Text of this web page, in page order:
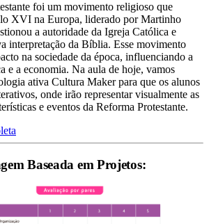
foi um movimento religioso que
XVI na Europa, liderado por Martinho
a autoridade da Igreja Católica e
interpretação da Bíblia. Esse movimento
na sociedade da época, influenciando a
e a economia. Na aula de hoje, vamos
ativa Cultura Maker para que os alunos
onde irão representar visualmente as
e eventos da Reforma Protestante.
Baseada em Projetos: